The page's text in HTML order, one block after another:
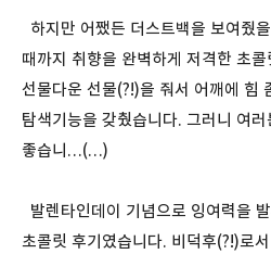
하지만 어쨌든 더스트백을 보여줬
때까지 취향을 완벽하게 저격한 초콜
선물다운 선물(?!)을 줘서 어깨에 힘
탐색기능을 갖췄습니다. 그러니 여러
좋습니…(…)
발렌타인데이 기념으로 잉여력을
초콜릿 후기였습니다. 비덕후(?!)로